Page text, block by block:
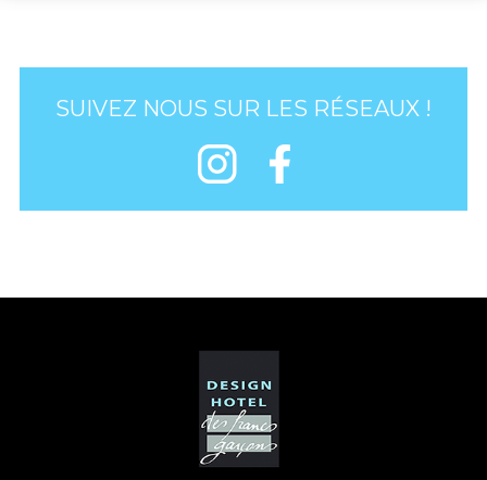
SUIVEZ NOUS SUR LES RÉSEAUX !